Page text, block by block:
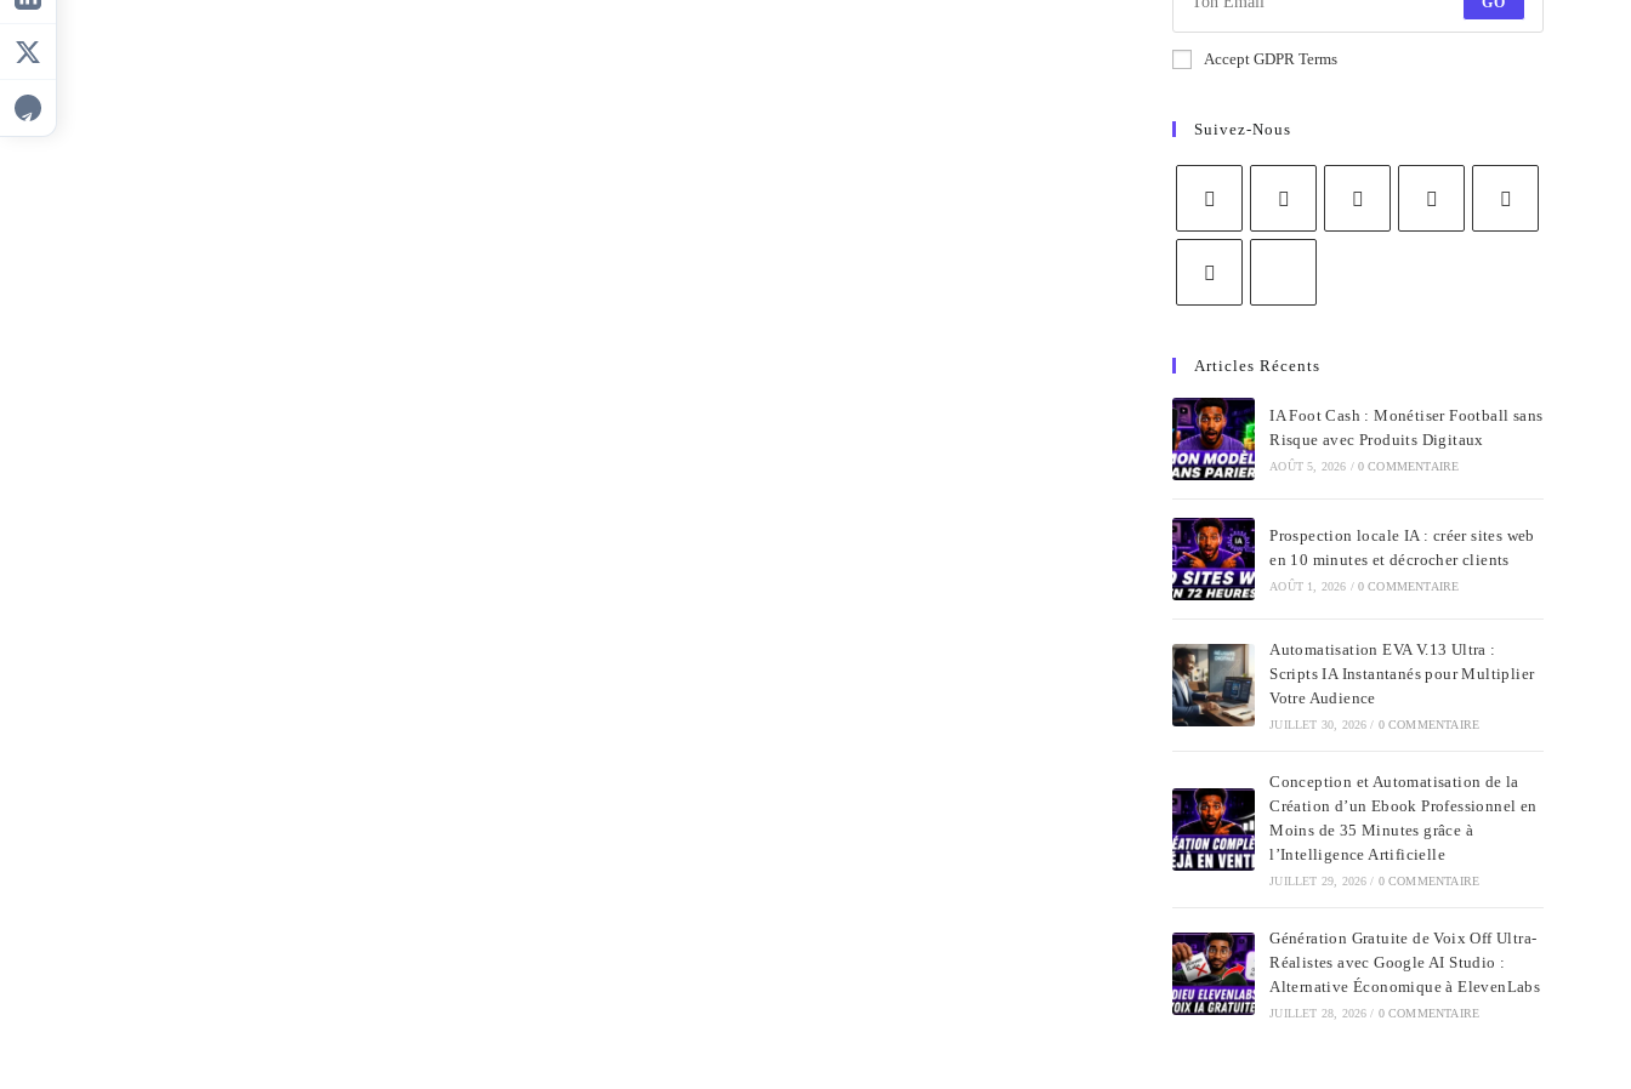
Accept GDPR Terms
Suivez-Nous
Articles Récents
IA Foot Cash : Monétiser Football sans
Risque avec Produits Digitaux
AOÛT 5, 2026 / 0 COMMENTAIRE
Prospection locale IA : créer sites web
en 10 minutes et décrocher clients
AOÛT 1, 2026 / 0 COMMENTAIRE
Automatisation EVA V.13 Ultra :
Scripts IA Instantanés pour Multiplier
Votre Audience
JUILLET 30, 2026 / 0 COMMENTAIRE
Conception et Automatisation de la
Création d’un Ebook Professionnel en
Moins de 35 Minutes grâce à
l’Intelligence Artificielle
JUILLET 29, 2026 / 0 COMMENTAIRE
Génération Gratuite de Voix Off Ultra-
Réalistes avec Google AI Studio :
Alternative Économique à ElevenLabs
JUILLET 28, 2026 / 0 COMMENTAIRE